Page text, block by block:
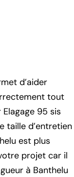
d’aider
tout
95 sis
taille d’entretien
est plus
projet car il
à Banthelu